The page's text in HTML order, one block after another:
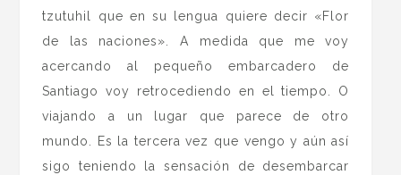
tzutuhil que en su lengua quiere decir «Flor
de las naciones». A medida que me voy
acercando al pequeño embarcadero de
Santiago voy retrocediendo en el tiempo. O
viajando a un lugar que parece de otro
mundo. Es la tercera vez que vengo y aún así
sigo teniendo la sensación de desembarcar